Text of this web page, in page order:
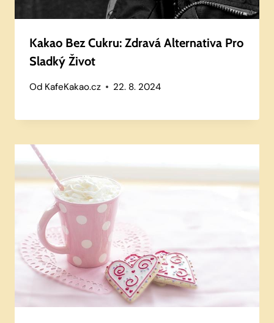
Kakao Bez Cukru: Zdravá Alternativa Pro
Sladký Život
Od KafeKakao.cz 22. 8. 2024